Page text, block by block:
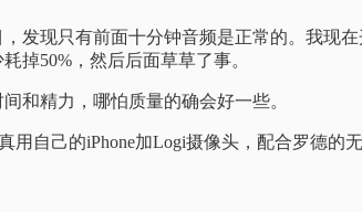
发现只有前面十分钟音频是正常的。我现
掉50%，然后后面草草了事。
和精力，哪怕质量的确会好一些。
自己的iPhone加Logi摄像头，配合罗德的